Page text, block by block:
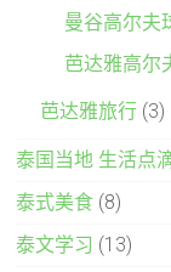
曼谷高尔夫
芭达雅高尔
芭达雅旅行 (3)
泰国当地 生活点
泰式美食 (8)
泰文学习 (13)